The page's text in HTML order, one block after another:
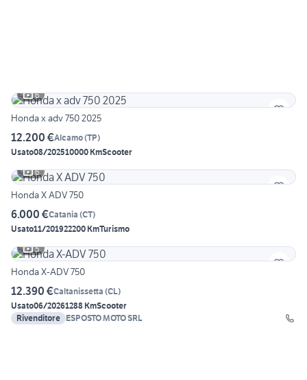
6
Honda x adv 750 2025
12.200 €Alcamo(TP)
Usato08/202510000 KmScooter
6
Honda X ADV 750
6.000 €Catania (CT)
Usato11/201922200 KmTurismo
5
Honda X-ADV 750
12.390 €Caltanissetta (CL)
Usato06/20261288 KmScooter
Rivenditore ESPOSTO MOTO SRL